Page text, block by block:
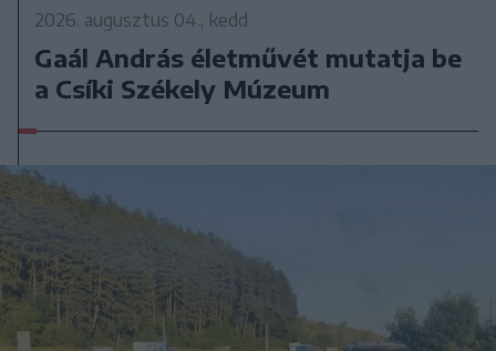
2026. augusztus 04., kedd
Gaál András életművét mutatja be
a Csíki Székely Múzeum